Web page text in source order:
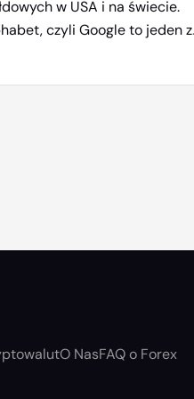
w USA i na świecie.
czyli Google to jeden z
O NasFAQ o Forex